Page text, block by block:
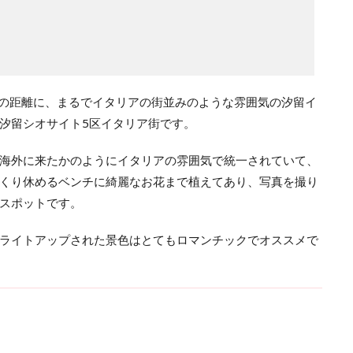
距離に、まるでイタリアの街並みのような雰囲気の汐留イ
留シオサイト5区イタリア街です。
外に来たかのようにイタリアの雰囲気で統一されていて、
り休めるベンチに綺麗なお花まで植えてあり、写真を撮り
ポットです。
イトアップされた景色はとてもロマンチックでオススメで